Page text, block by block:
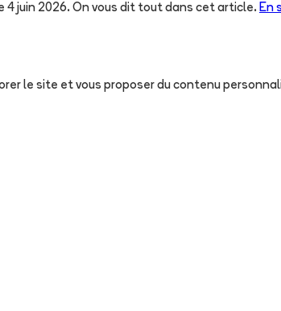
4 juin 2026. On vous dit tout dans cet article. En
le site et vous proposer du contenu